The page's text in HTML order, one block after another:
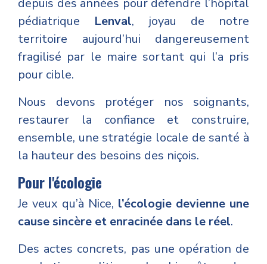
pédiatrique Lenval, joyau de notre
territoire aujourd’hui dangereusement
fragilisé par le maire sortant qui l’a pris
pour cible.
Nous devons protéger nos soignants,
restaurer la confiance et construire,
ensemble, une stratégie locale de santé à
la hauteur des besoins des niçois.
Pour l'écologie
Je veux qu’à Nice, l’écologie devienne une
cause sincère et enracinée dans le réel.
Des actes concrets, pas une opération de